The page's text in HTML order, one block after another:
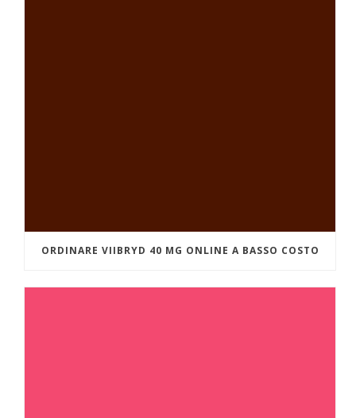
ORDINARE VIIBRYD 40 MG ONLINE A BASSO COSTO